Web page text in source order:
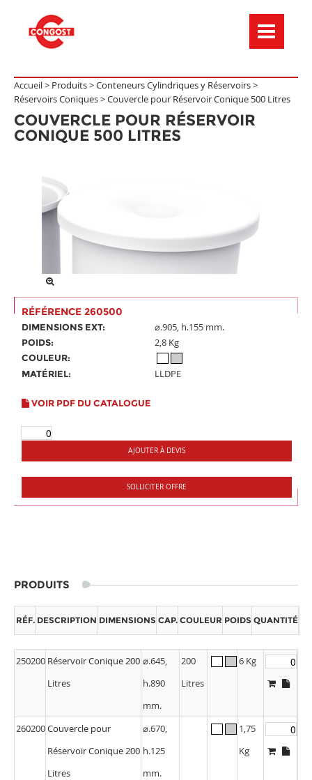
Accueil > Produits>Conteneurs Cylindriques y Réservoirs>
Réservoirs Coniques>Couvercle pour Réservoir Conique 500 Litres
COUVERCLE POUR RÉSERVOIR
CONIQUE 500 LITRES
RÉFÉRENCE 260500
DIMENSIONS EXT: ⌀.905, h.155 mm.
POIDS: 2,8 Kg
COULEUR:
MATÉRIEL:
LLDPE
VOIR PDF DU CATALOGUE
AJOUTER À DEVIS
SOLLICITER OFFRE
PRODUITS
RÉF. DESCRIPTION DIMENSIONS CAP. COULEUR POIDS QUANTITÉ
250200 Réservoir Conique 200
Litres
⌀.645,
h.890
mm.
200
Litres
6 Kg
260200Couvercle pour
Réservoir Conique 200
Litres
⌀.670,
h.125
mm.
1,75
Kg